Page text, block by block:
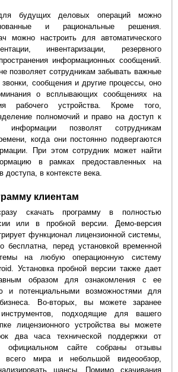
будущих деловых операций можно
и рациональные решения.
можно настроить для автоматического
инвентаризации, резервного
информационных сообщений.
позволяет сотрудникам забывать важные
сообщения и другие процессы, оно
о всплывающих сообщениях на
рабочего устройства. Кроме того,
полномочий и право на доступ к
информации позволят сотрудникам
когда они постоянно подвергаются
При этом сотрудник может найти
в рамках предоставленных на
в контексте века.
клиентам
скачать программу в полностью
или в пробной версии. Демо-версия
функционал лицензионной системы,
бесплатна, перед установкой временной
на любую операционную систему
Установка пробной версии также дает
образом для ознакомления с ее
и потенциальными возможностями для
Во-вторых, вы можете заранее
подходящие для вашего
лицензионного устройства вы можете
два часа технической поддержки от
официальном сайте собраны отзывы
всего мира и небольшой видеообзор,
шансы. Помимо скачивания